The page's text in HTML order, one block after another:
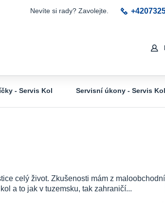
Nevíte si rady? Zavolejte.
- Servis Kol Servisní úkony - Servis Kol
celý život. Zkušenosti mám z
a to jak v tuzemsku, tak zahraničí...